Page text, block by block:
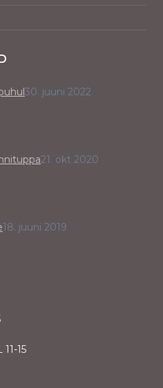
30. juuni 2022
21. okt 2020
18. juuni 2019
15